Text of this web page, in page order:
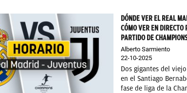
DÓNDE VER EL REAL
CÓMO VER EN
PARTIDO DE
Alberto Sarmiento
22-10-2025
Dos gigantes del
en el Santiago
fase de liga de la